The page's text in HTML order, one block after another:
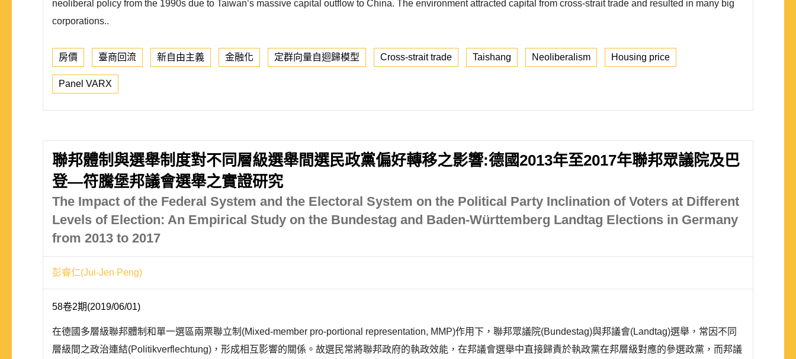
neoliberal policy from the 1990s due to Taiwan’s massive capital outflow to China. The environment attracted capital from cross-strait trade and resulted in many big
corporations..
房價 臺商回流 新自由主義 金融化 定群向量自迴歸模型 Cross-strait trade Taishang Neoliberalism Housing price
Panel VARX
聯邦體制與選舉制度對不同層級選舉間選民政黨偏好轉移之影響:德國2013年至2017年聯邦眾議院及巴
登—符騰堡邦議會選舉之實證研究
The Impact of the Federal System and the Electoral System on the Political Party Inclination of Voters at Different
Levels of Election: An Empirical Study on the Bundestag and Baden-Württemberg Landtag Elections in Germany
from 2013 to 2017
彭睿仁(Jui-Jen Peng)
58卷2期(2019/06/01)
在德國多層級聯邦體制和單一選區兩票聯立制(Mixed-member pro-portional representation, MMP)作用下，聯邦眾議院(Bundestag)與邦議會(Landtag)選舉，常因不同
層級間之政治連結(Politikverflechtung)，形成相互影響的關係。故選民常將聯邦政府的執政效能，在邦議會選舉中直接歸責於執政黨在邦層級對應的參選政黨，而邦議